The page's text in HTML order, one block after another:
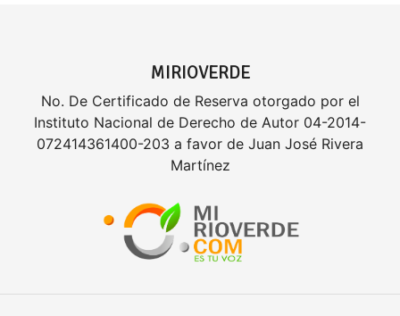
MIRIOVERDE
No. De Certificado de Reserva otorgado por el
Instituto Nacional de Derecho de Autor 04-2014-
072414361400-203 a favor de Juan José Rivera
Martínez